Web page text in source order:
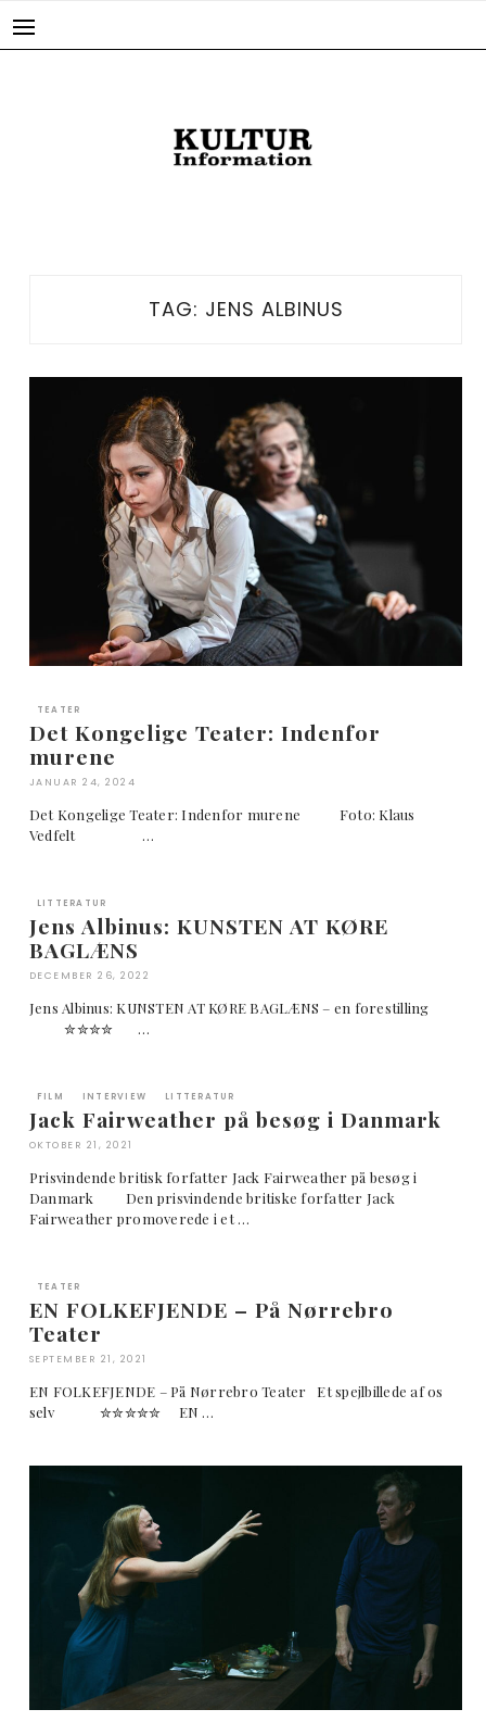
TAG: JENS ALBINUS
TEATER
Det Kongelige Teater: Indenfor
murene
JANUAR 24, 2024
Det Kongelige Teater: Indenfor murene Foto: Klaus
Vedfelt …
LITTERATUR
Jens Albinus: KUNSTEN AT KØRE
BAGLÆNS
DECEMBER 26, 2022
Jens Albinus: KUNSTEN AT KØRE BAGLÆNS – en forestilling
✮✮✮✮ …
FILM INTERVIEW LITTERATUR
Jack Fairweather på besøg i Danmark
OKTOBER 21, 2021
Prisvindende britisk forfatter Jack Fairweather på besøg i
Danmark Den prisvindende britiske forfatter Jack
Fairweather promoverede i et …
TEATER
EN FOLKEFJENDE – På Nørrebro
Teater
SEPTEMBER 21, 2021
EN FOLKEFJENDE – På Nørrebro Teater Et spejlbillede af os
selv ✮✮✮✮✮ EN …